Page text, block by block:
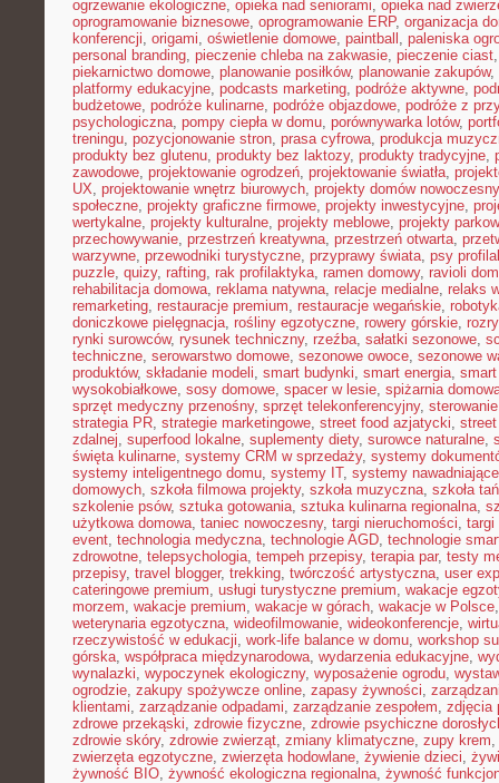
ogrzewanie ekologiczne, opieka nad seniorami, opieka nad
oprogramowanie biznesowe, oprogramowanie ERP, organizacja
konferencji, origami, oświetlenie domowe, paintball , paleniska
personal branding, pieczenie chleba na zakwasie, pieczenie ciast
piekarnictwo domowe, planowanie posiłków, planowanie zakupów,
platformy edukacyjne, podcasts marketing, podróże aktywne,
budżetowe, podróże kulinarne, podróże objazdowe, podróże z
psychologiczna, pompy ciepła w domu, porównywarka lotów,
treningu, pozycjonowanie stron, prasa cyfrowa, produkcja
produkty bez glutenu, produkty bez laktozy, produkty tradycyjne,
zawodowe, projektowanie ogrodzeń, projektowanie światła,
UX, projektowanie wnętrz biurowych, projekty domów
społeczne, projekty graficzne firmowe, projekty inwestycyjne,
wertykalne, projekty kulturalne, projekty meblowe, projekty
przechowywanie, przestrzeń kreatywna, przestrzeń otwarta,
warzywne, przewodniki turystyczne, przyprawy świata, psy
puzzle, quizy, rafting, rak profilaktyka, ramen domowy, ravioli
rehabilitacja domowa, reklama natywna, relacje medialne, relaks
remarketing, restauracje premium, restauracje wegańskie,
doniczkowe pielęgnacja, rośliny egzotyczne, rowery górskie,
rynki surowców, rysunek techniczny, rzeźba, sałatki sezonowe,
techniczne, serowarstwo domowe, sezonowe owoce, sezonowe
produktów, składanie modeli, smart budynki, smart energia,
wysokobiałkowe, sosy domowe, spacer w lesie, spiżarnia
sprzęt medyczny przenośny, sprzęt telekonferencyjny,
strategia PR, strategie marketingowe, street food azjatycki, street
zdalnej, superfood lokalne, suplementy diety, surowce naturalne,
święta kulinarne, systemy CRM w sprzedaży, systemy
systemy inteligentnego domu, systemy IT, systemy nawadniające
domowych, szkoła filmowa projekty, szkoła muzyczna, szkoła
szkolenie psów, sztuka gotowania, sztuka kulinarna regionalna,
użytkowa domowa, taniec nowoczesny, targi nieruchomości, targi
event, technologia medyczna, technologie AGD, technologie
zdrowotne, telepsychologia, tempeh przepisy, terapia par, testy
przepisy, travel blogger, trekking, twórczość artystyczna, user
cateringowe premium, usługi turystyczne premium, wakacje
morzem, wakacje premium, wakacje w górach, wakacje w Polsce
weterynaria egzotyczna, wideofilmowanie, wideokonferencje,
rzeczywistość w edukacji, work-life balance w domu, workshop
górska, współpraca międzynarodowa, wydarzenia edukacyjne,
wynalazki, wypoczynek ekologiczny, wyposażenie ogrodu,
ogrodzie, zakupy spożywcze online, zapasy żywności,
klientami, zarządzanie odpadami, zarządzanie zespołem, zdjęcia
zdrowe przekąski, zdrowie fizyczne, zdrowie psychiczne
zdrowie skóry, zdrowie zwierząt, zmiany klimatyczne, zupy krem,
zwierzęta egzotyczne, zwierzęta hodowlane, żywienie dzieci,
żywność BIO, żywność ekologiczna regionalna, żywność